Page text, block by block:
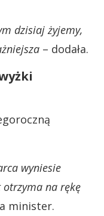
dzisiaj żyjemy,
– dodała.
wyniesie
otrzyma na rękę
minister.